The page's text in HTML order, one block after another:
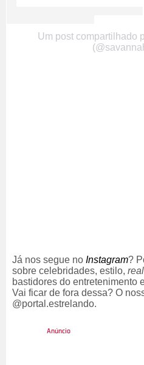
Um post compartilhado
Já nos segue no Instagram?
sobre celebridades, estilo,
bastidores do entretenimento
Vai ficar de fora dessa? O
@portal.estrelando.